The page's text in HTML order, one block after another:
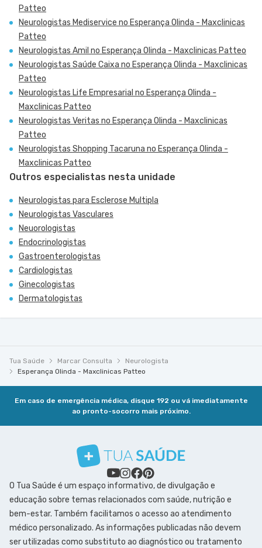
Patteo
Neurologistas Mediservice no Esperança Olinda - Maxclinicas
Patteo
Neurologistas Amil no Esperança Olinda - Maxclinicas Patteo
Neurologistas Saúde Caixa no Esperança Olinda - Maxclinicas
Patteo
Neurologistas Life Empresarial no Esperança Olinda -
Maxclinicas Patteo
Neurologistas Veritas no Esperança Olinda - Maxclinicas
Patteo
Neurologistas Shopping Tacaruna no Esperança Olinda -
Maxclinicas Patteo
Outros especialistas nesta unidade
Neurologistas para Esclerose Multipla
Neurologistas Vasculares
Neuorologistas
Endocrinologistas
Gastroenterologistas
Cardiologistas
Ginecologistas
Dermatologistas
Tua Saúde Marcar Consulta
Neurologista
Esperança Olinda - Maxclinicas Patteo
Em caso de emergência médica, disque 192 ou vá imediatamente
ao pronto-socorro mais próximo.
O Tua Saúde é um espaço informativo, de divulgação e
educação sobre temas relacionados com saúde, nutrição e
bem-estar. Também facilitamos o acesso ao atendimento
médico personalizado. As informações publicadas não devem
ser utilizadas como substituto ao diagnóstico ou tratamento